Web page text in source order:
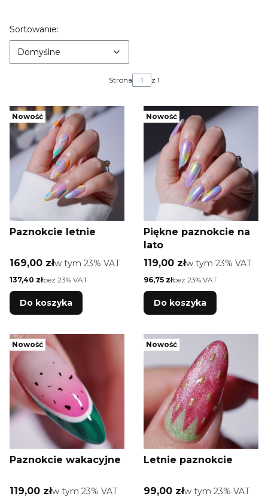
Lista produktów
Sortowanie:
Domyślne
Strona z 1
Nowość
Paznokcie letnie
Cena brutto
169,00 złw tym %s VAT
w tym 23% VAT
Cena netto
137,40 złbez 23% VAT
Do koszyka
Nowość
Piękne paznokcie na
lato
Cena brutto
119,00 złw tym %s VAT
w tym 23% VAT
Cena netto
96,75 złbez 23% VAT
Do koszyka
Nowość
Paznokcie wakacyjne
Cena brutto
119,00 złw tym %s VAT
w tym 23% VAT
Nowość
Letnie paznokcie
Cena brutto
99,00 złw tym %s VAT
w tym 23% VAT